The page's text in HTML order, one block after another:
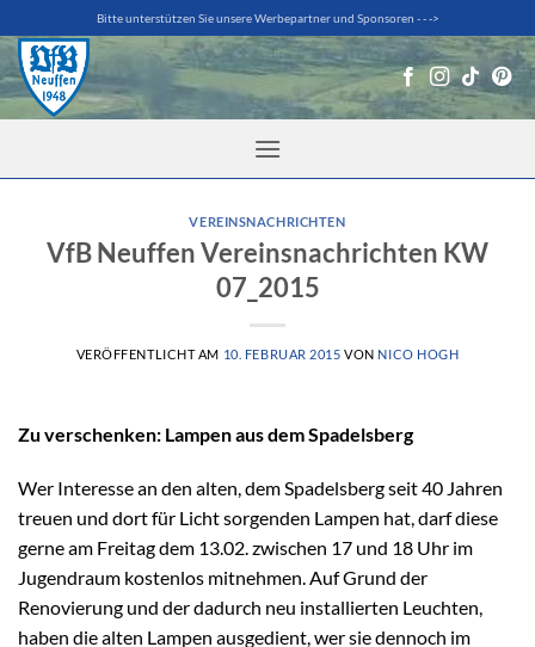
Inhalt
springen
Bitte unterstützen Sie unsere Werbepartner und Sponsoren - - ->
VEREINSNACHRICHTEN
VfB Neuffen Vereinsnachrichten KW
07_2015
VERÖFFENTLICHT AM 10. FEBRUAR 2015 VON NICO HOGH
Zu verschenken: Lampen aus dem Spadelsberg
Wer Interesse an den alten, dem Spadelsberg seit 40 Jahren
treuen und dort für Licht sorgenden Lampen hat, darf diese
gerne am Freitag dem 13.02. zwischen 17 und 18 Uhr im
Jugendraum kostenlos mitnehmen. Auf Grund der
Renovierung und der dadurch neu installierten Leuchten,
haben die alten Lampen ausgedient, wer sie dennoch im